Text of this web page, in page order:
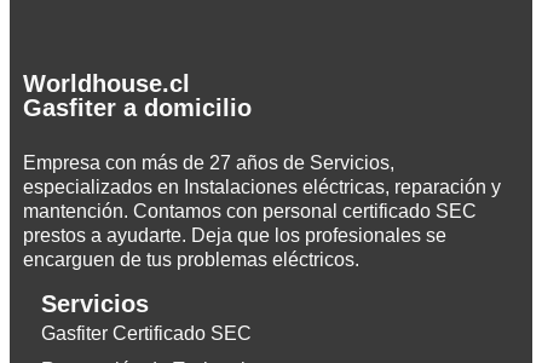
Worldhouse.cl
Gasfiter a domicilio
Empresa con más de 27 años de Servicios,
especializados en Instalaciones eléctricas, reparación y
mantención. Contamos con personal certificado SEC
prestos a ayudarte. Deja que los profesionales se
encarguen de tus problemas eléctricos.
Servicios
Gasfiter Certificado SEC